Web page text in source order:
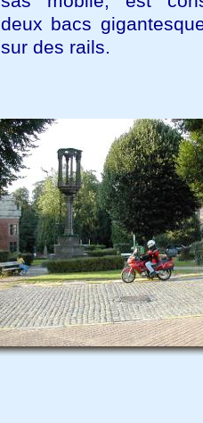
deux bacs
sur des rails.